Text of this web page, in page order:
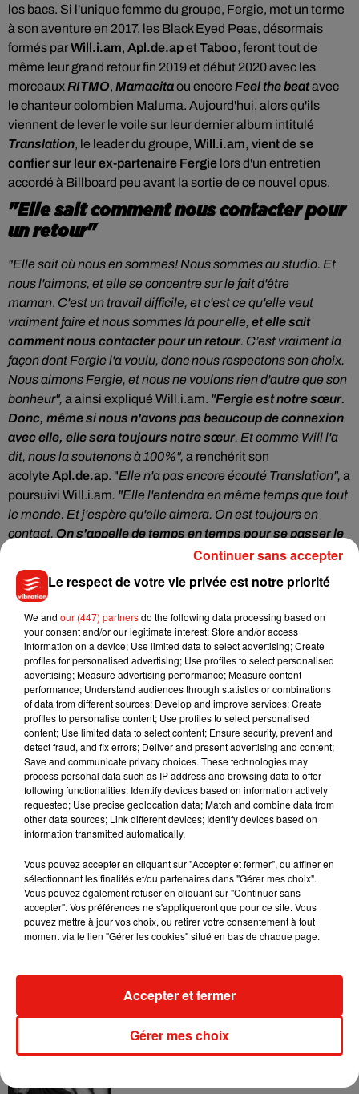
les bacs. Si l'unique femme du groupe, Fergie, met un terme
à son aventure en 2017, les Black Eyed Peas, désormais
formés parWill.i.am, Apl.de.apetTaboo, feront tout de
même leur grand retour fin 2019 et début 2020 avec les
morceauxRITMO, Mamacitaou encore Feel the beatavec
le chanteur colombien Maluma. Aujourd'hui, alors qu'ils
viennent de lever le voile sur leur dernier album intitulé
Translation, le leader du groupe, Will.i.am, vient de se
confier sur leur ex-partenaire Fergie lors d'un entretien
accordé à Billboard peu avant la sortie de ce nouvel opus.
"Elle sait comment nous contacter pour
un retour"
"Elle sait où nous en sommes! Nous sommes au studio. Et
nous l'aimons, et elle se concentre sur le fait d'être
maman. C'est un travail difficile, et c'est ce qu'elle veut
vraiment faire et nous sommes là pour elle, et elle sait
comment nous contacter pour un retour. C’est vraiment la
façon dont Fergie l'a voulu, donc nous respectons son choix.
Nous aimons Fergie, et nous ne voulons rien d'autre que son
bonheur", a ainsi expliqué Will.i.am. "Fergie est notre sœur.
Donc, même si nous n'avons pas beaucoup de connexion
avec elle, elle sera toujours notre sœur. Et comme Will l'a
dit, nous la soutenons à 100%", a renchérit son
acolyte Apl.de.ap. "Elle n'a pas encore écouté Translation", a
poursuivi Will.i.am. "Elle l'entendra en même temps que tout
le monde. Et j'espère qu'elle aimera. On est toujours en
contact. On s'appelle de temps en temps pour se passer le
bonjour, pour les anniversaires, Noël, les fêtes de Pâques
Elle sait très bien où nous en sommes de notre côté. Nous
sommes en studio",a-t-il continué. Depuis cette interview, l
les réseaux sociaux pour féliciter le groupe pour leur album
Translation .
⬼️�xÈx�⬼️
Congrats fam �xa�xa@bep@iamwill@TabBep
@apldeaphttps://t.co/vTvNYqt0Ir
pic.twitter.com/m32sPuBHKB
— Fergie (@Fergie)June 19, 2020
On croise tout de même les doigts pour que Fergie revienne
un jour dans l'aventure !
Musique
Julien Lieb s’essaye à la vie de chatelain
Madonna sort enfin le remix de « Love
Le respect de votre vie privée est notre priorité
We and our (447) partnersdo the following data processing based on
your consent and/or our legitimate interest: Store and/or access
information on a device; Use limited data to select advertising; Create
profiles for personalised advertising; Use profiles to select personalised
advertising; Measure advertising performance; Measure content
performance; Understand audiences through statistics or combinations
of data from different sources; Develop and improve services; Create
profiles to personalise content; Use profiles to select personalised
content; Use limited data to select content; Ensure security, prevent and
detect fraud, and fix errors; Deliver and present advertising and content;
Save and communicate privacy choices. These technologies may
process personal data such as IP address and browsing data to offer
following functionalities: Identify devices based on information actively
requested; Use precise geolocation data; Match and combine data from
other data sources; Link different devices; Identify devices based on
information transmitted automatically.
Vous pouvez accepter en cliquant sur "Accepter et fermer", ou affiner en
sélectionnant les finalités et/ou partenaires dans "Gérer mes choix".
Vous pouvez également refuser en cliquant sur "Continuer sans
accepter". Vos préférences ne s'appliqueront que pour ce site. Vous
pouvez mettre à jour vos choix, ou retirer votre consentement à tout
moment via le lien "Gérer les cookies" situé en bas de chaque page.
Gérer mes choix
Accepter et fermer
Continuer sans accepter